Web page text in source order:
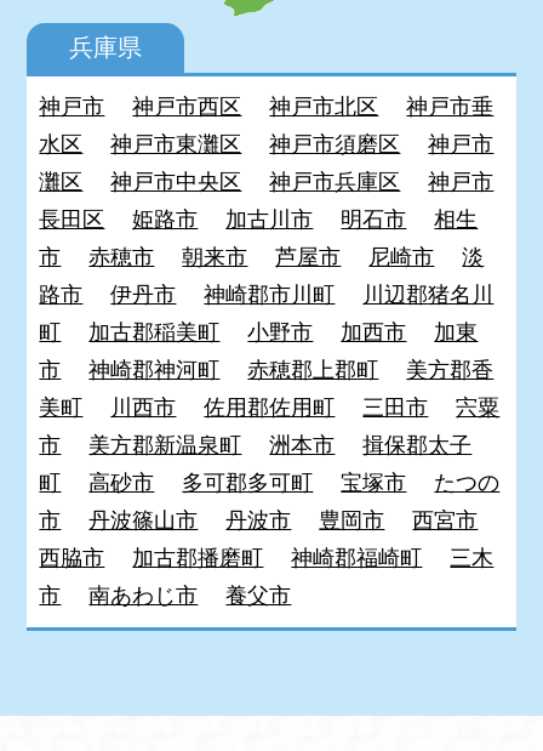
兵庫県
神戸市 神戸市西区 神戸市北区
神戸市垂
水区
神戸市東灘区 神戸市須磨区
神戸市
灘区
神戸市中央区 神戸市兵庫区
神戸市
長田区
姫路市 加古川市 明石市
相生
市
赤穂市 朝来市 芦屋市 尼崎市
淡
路市
伊丹市 神崎郡市川町
川辺郡猪名川
町
加古郡稲美町 小野市 加西市
加東
市
神崎郡神河町 赤穂郡上郡町
美方郡香
美町
川西市 佐用郡佐用町 三田市
宍粟
市
美方郡新温泉町 洲本市
揖保郡太子
町
高砂市 多可郡多可町 宝塚市
たつの
市
丹波篠山市 丹波市 豊岡市
西宮市
西脇市
加古郡播磨町 神崎郡福崎町
三木
市
南あわじ市 養父市